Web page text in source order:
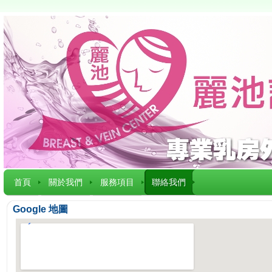
首頁 關於我們 服務項目 聯絡我們
Google 地圖